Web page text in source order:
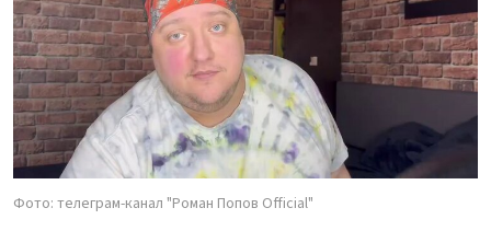
Фото: телеграм-канал "Роман Попов Official"